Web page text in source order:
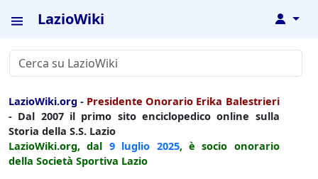
LazioWiki ↓
LazioWiki.org - Presidente Onorario Erika Balestrieri
- Dal 2007 il primo sito enciclopedico online sulla
Storia della S.S. Lazio
LazioWiki.org, dal 9 luglio 2025, è socio onorario
della Società Sportiva Lazio